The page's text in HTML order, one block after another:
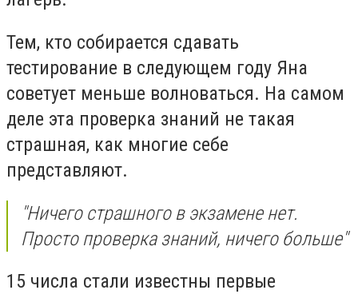
Тем, кто собирается сдавать
тестирование в следующем году Яна
советует меньше волноваться. На самом
деле эта проверка знаний не такая
страшная, как многие себе
представляют.
"Ничего страшного в экзамене нет.
Просто проверка знаний, ничего больше"
15 числа стали известны первые